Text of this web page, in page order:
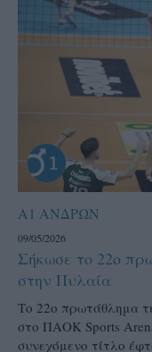
Α1 ΑΝΔΡΩΝ
09/05/2026
Σήκωσε το 22ο
στην Πυλαία
Το 22ο πρωτάθλημα
στο ΠΑΟΚ Sports
συνεχόμενο τίτλο